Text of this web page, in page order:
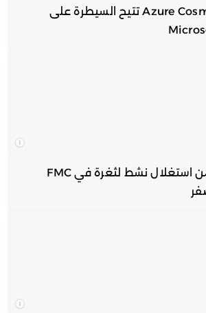
ثغرة في Azure Cosmos DB تتيح السيطرة على
تحذيرات Cisco من استغلال نشط لثغرة في FMC